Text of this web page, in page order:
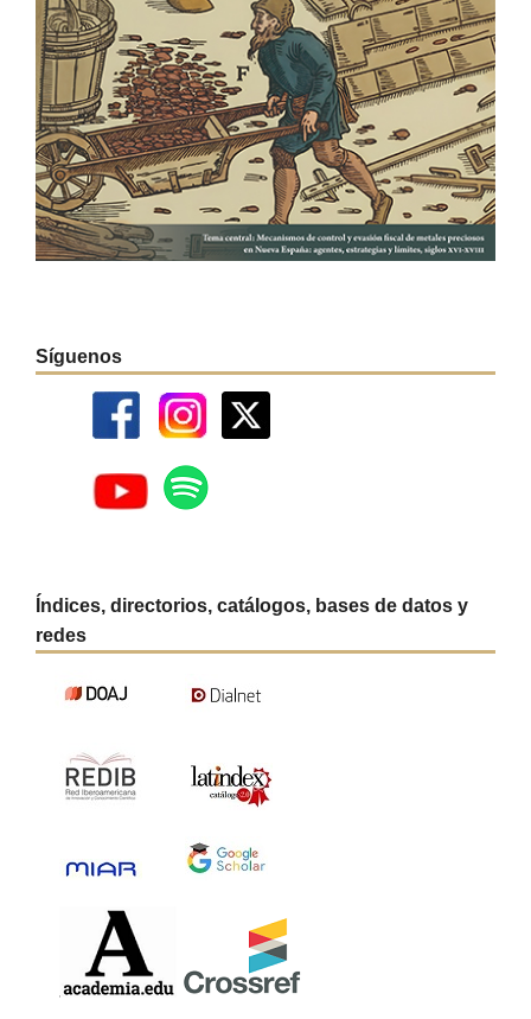
Síguenos
Índices, directorios, catálogos, bases de datos y
redes